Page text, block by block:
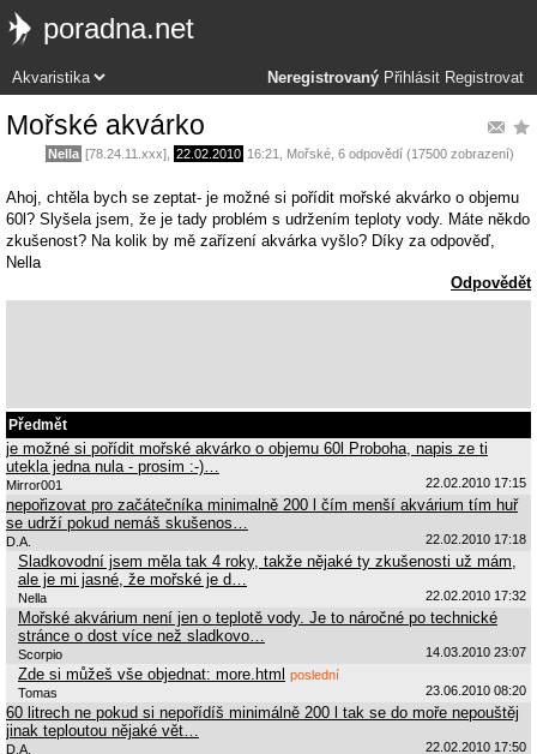
poradna.net
Neregistrovaný Přihlásit Registrovat
Mořské akvárko
Nella [78.24.11.xxx], 22.02.2010 16:21 Mořské , 6 odpovědí (17500 zobrazení)
Ahoj, chtěla bych se zeptat- je možné si pořídit mořské akvárko o objemu
60l? Slyšela jsem, že je tady problém s udržením teploty vody. Máte někdo
zkušenost? Na kolik by mě zařízení akvárka vyšlo? Díky za odpověď,
Nella
Odpovědět
Předmět
je možné si pořídit mořské akvárko o objemu 60l Proboha, napis ze ti
utekla jedna nula - prosim :-)…
Mirror001 22.02.2010 17:15
nepořizovat pro začátečníka minimalně 200 l čím menší akvárium tím huř
se udrží pokud nemáš skušenos…
D.A. 22.02.2010 17:18
Sladkovodní jsem měla tak 4 roky, takže nějaké ty zkušenosti už mám,
ale je mi jasné, že mořské je d…
Nella 22.02.2010 17:32
Mořské akvárium není jen o teplotě vody. Je to náročné po technické
stránce o dost více než sladkovo…
Scorpio 14.03.2010 23:07
Zde si můžeš vše objednat: more.html poslední
Tomas
23.06.2010 08:20
60 litrech ne pokud si nepořídíš minimálně 200 l tak se do moře nepouštěj
jinak teploutou nějaké vět…
D.A. 22.02.2010 17:50